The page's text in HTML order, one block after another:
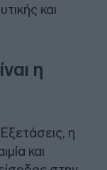
και
η
η
και